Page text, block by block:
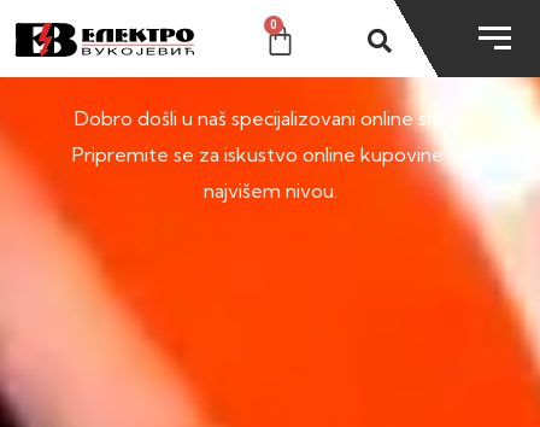
0
SHOP
Dobro došli u naš specijalizovani online shop.
Pripremite se za iskustvo online kupovine na
najvišem nivou.